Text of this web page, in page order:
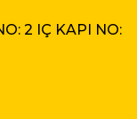
2 IÇ KAPI NO: